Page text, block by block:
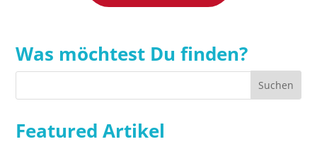
Was möchtest Du finden?
Featured Artikel